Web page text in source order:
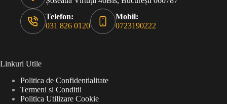
Telefon:
031 826 0120
Mobil:
0723190222
Linkuri Utile
Politica de Confidentialitate
Termeni si Conditii
Politica Utilizare Cookie